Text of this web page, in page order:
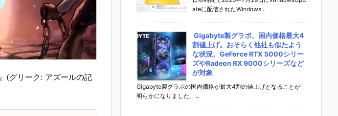
』(グリーク: アズールの記
ateに配信されたWindows...
Gigabyte製グラボ、国内価格最大4
割値上げ。おそらく他社も似たよう
な状況。GeForce RTX 5000シリー
ズやRadeon RX 9000シリーズなど
が対象
Gigabyte製グラボの国内価格が最大4割の値上げとなることが
明らかになりました。...